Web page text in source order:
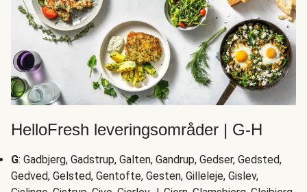
HelloFresh leveringsområder | G-H
G: Gadbjerg, Gadstrup, Galten, Gandrup, Gedser, Gedsted,
Gedved, Gelsted, Gentofte, Gesten, Gilleleje, Gislev,